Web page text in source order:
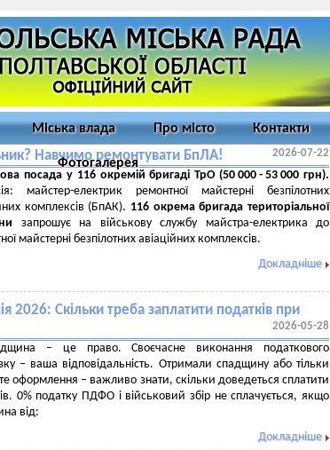
Міська влада Про місто Контакти
Фотогалерея
Навчимо ремонтувати БпЛА! 2026-07-22
посада у 116 окремій бригаді ТрО (50 000 - 53 000 грн).
майстер-електрик ремонтної майстерні безпілотних
комплексів (БпАК). 116 окрема бригада територіальної
запрошує на військову службу майстра-електрика до
майстерні безпілотних авіаційних комплексів.
Докладніше
2026: Скільки треба заплатити податків при
2026-05-28
– це право. Своєчасне виконання податкового
– ваша відповідальність. Отримали спадщину або тільки
оформлення – важливо знати, скільки доведеться сплатити
0% податку ПДФО і військовий збір не сплачується, якщо
від:
Докладніше